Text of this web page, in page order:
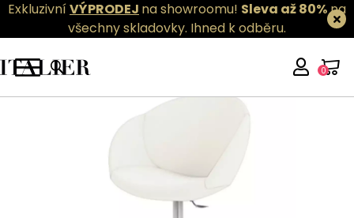
ExkluzivníVÝPRODEJ na showroomu! Sleva až 80%na
všechny skladovky. Ihned k odběru.
0